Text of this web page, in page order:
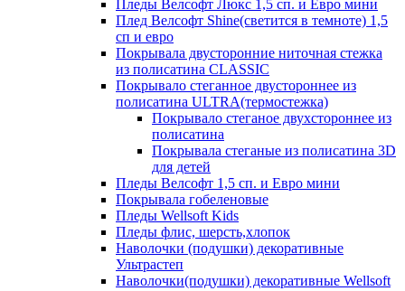
Пледы Велсофт Люкс 1,5 сп. и Евро мини
Плед Велсофт Shine(светится в темноте) 1,5
сп и евро
Покрывала двусторонние ниточная стежка
из полисатина CLASSIC
Покрывало стеганное двустороннее из
полисатина ULTRA(термостежка)
Покрывало стеганое двухстороннее из
полисатина
Покрывала стеганые из полисатина 3D
для детей
Пледы Велсофт 1,5 сп. и Евро мини
Покрывала гобеленовые
Пледы Wellsoft Kids
Пледы флис, шерсть,хлопок
Наволочки (подушки) декоративные
Ультрастеп
Наволочки(подушки) декоративные Wellsoft